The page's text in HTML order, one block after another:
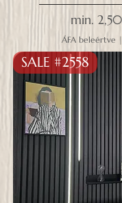
min.
Akciós ár
ÁFA beleértve |
SALE #2558